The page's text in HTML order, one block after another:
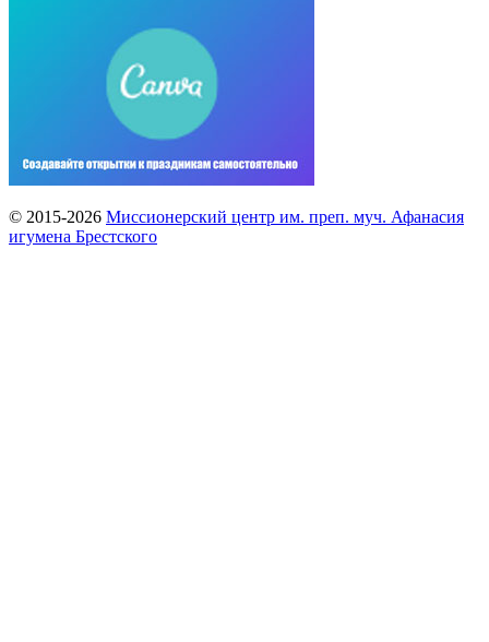
© 2015-2026 Миссионерский центр им. преп. муч. Афанасия
игумена Брестского